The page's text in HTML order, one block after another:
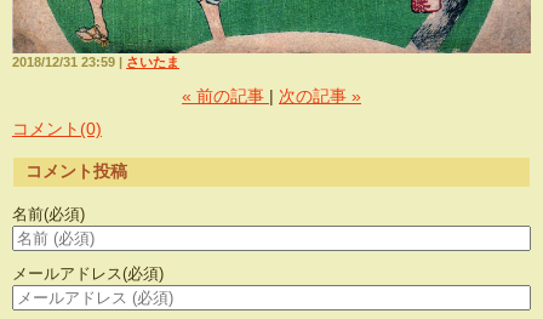
2018/12/31 23:59 さいたま
« 前の記事 次の記事 »
コメント(0)
コメント投稿
名前(必須)
メールアドレス(必須)